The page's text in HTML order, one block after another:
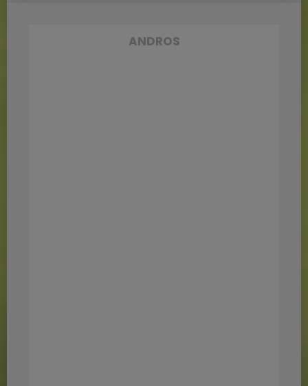
ANDROS